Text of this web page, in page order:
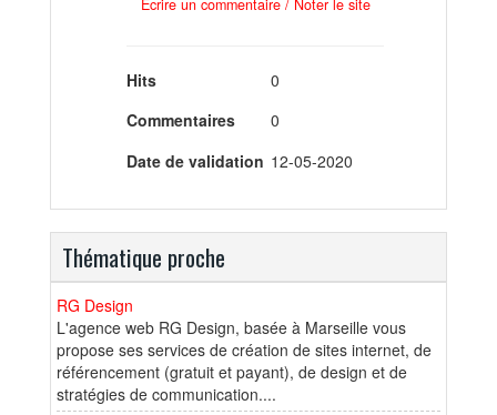
Ecrire un commentaire / Noter le site
Hits
0
Commentaires
0
Date de validation 12-05-2020
Thématique proche
RG Design
L'agence web RG Design, basée à Marseille vous
propose ses services de création de sites internet, de
référencement (gratuit et payant), de design et de
stratégies de communication....